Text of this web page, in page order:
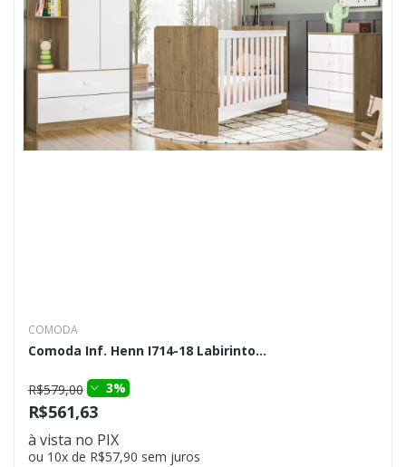
COMODA
Comoda Inf. Henn I714-18 Labirinto...
R$579,00 3%
R$561,63
à vista no PIX
ou 10x de R$57,90 sem juros